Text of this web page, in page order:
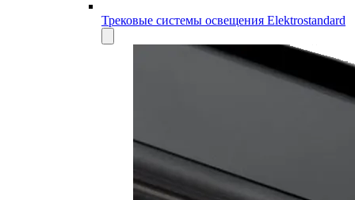
Трековые системы освещения Elektrostandard